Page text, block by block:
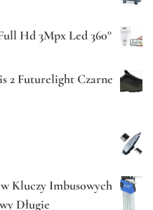
Hd 3Mpx Led 360°
2 Futurelight Czarne
Kluczy Imbusowych
Długie